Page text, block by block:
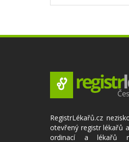
RegistrLékařů.cz
otevřený registr lékařů
ordinací a lékařů